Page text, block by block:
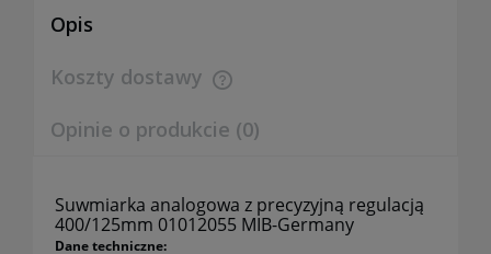
Opis
Koszty dostawy
Cena nie zawiera ewentualnych kosztów płatności
Opinie o produkcie (0)
Suwmiarka analogowa z precyzyjną regulacją
400/125mm 01012055 MIB-Germany
Dane techniczne: